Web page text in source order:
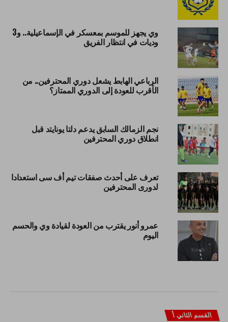
وي يجهز للموسم بمعسكر في الإسماعيلية.. و3
وديات في انتظار الفريق
الرباعي الهابط يشعل دوري المحترفين.. من
الأقرب للعودة إلى الدوري الممتاز؟
نجم الزمالك السابق يدعم دلتا يونايتد قبل
انطلاق دوري المحترفين
تعرف على أحدث صفقات تيم أف سى استعدادا
لدورى المحترفين
عمرو أنور يقترب من العودة لقيادة وي والحسم
اليوم
القسم الثاني أ